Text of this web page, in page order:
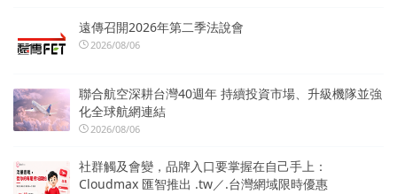
遠傳召開2026年第二季法說會
2026/08/06
聯合航空深耕台灣40週年 持續投資市場、升級機隊並強
化全球航網連結
2026/08/06
社群觸及會變，品牌入口要掌握在自己手上：
Cloudmax 匯智推出 .tw／.台灣網域限時優惠